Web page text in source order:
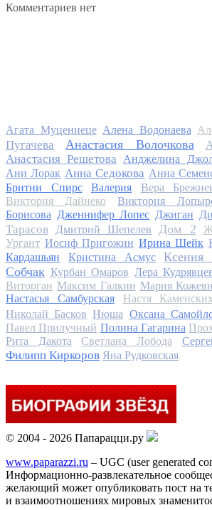
Комментариев нет
Агата Муцениеце Алена Водонаева
Пугачева
Анастасия Волочкова
Анастасия Решетова Анджелина
Ани Лорак Анна Седокова Анна
Бритни Спирс
Валерия Вера
Виктория Дайнеко Виктория
Борисова Дженнифер Лопес Джиган
Тарасов
Дмитрий Шепелев Дом 2
Ургант Иосиф Пригожин Ирина Шейк
Кардашьян
Кристина Асмус Ксения
Собчак Курбан Омаров Лера
Виторган Максим Галкин Мария
Настасья Самбурская
Настя Каменских
Николай Басков Нюша Оксана
Павел Прилучный Полина Гагарина
Рита Дакота
Светлана Лобода
Филипп Киркоров Яна Рудковская
© 2004 - 2026 Папарацци.ру
www.paparazzi.ru – UGC (user generated
Информационно-развлекательное
желающий может опубликовать пост на
и взаимоотношениях мировых